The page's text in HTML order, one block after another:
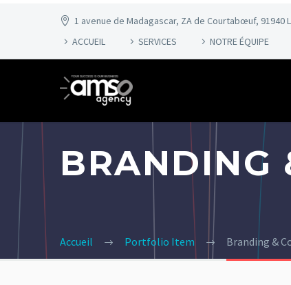
1 avenue de Madagascar, ZA de Courtabœuf, 91940
ACCUEIL
SERVICES NOTRE ÉQUIPE
BRANDING
Accueil Portfolio Item Branding &